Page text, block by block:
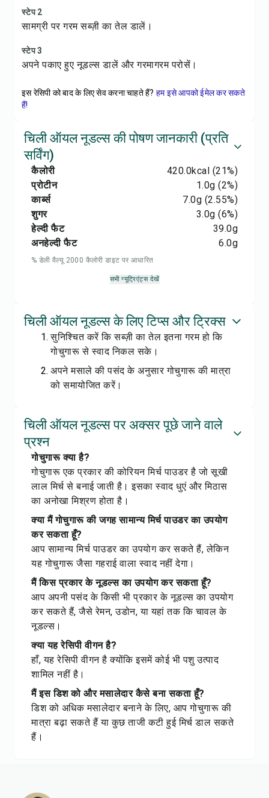
स्टेप 2
सामग्री पर गरम सब्ज़ी का तेल डालें।
स्टेप 3
अपने पकाए हुए नूडल्स डालें और गरमागरम परोसें।
इस रेसिपी को बाद के लिए सेव करना चाहते हैं? हम इसे आपको ईमेल कर सकते
हैं!
चिली ऑयल नूडल्स की पोषण जानकारी (प्रति
सर्विंग)
कैलोरी 420.0kcal (21%)
प्रोटीन
1.0g (2%)
कार्ब्स
7.0g (2.55%)
शुगर
3.0g (6%)
हेल्दी फैट
39.0g
अनहेल्दी फैट
6.0g
% डेली वैल्यू 2000 कैलोरी डाइट पर आधारित
सभी न्यूट्रिएंट्स देखें
चिली ऑयल नूडल्स के लिए टिप्स और ट्रिक्स
सुनिश्चित करें कि सब्ज़ी का तेल इतना गरम हो कि
गोचुगारू से स्वाद निकल सके।
अपने मसाले की पसंद के अनुसार गोचुगारू की मात्रा
को समायोजित करें।
चिली ऑयल नूडल्स पर अक्सर पूछे जाने वाले
प्रश्न
गोचुगारू क्या है?
गोचुगारू एक प्रकार की कोरियन मिर्च पाउडर है जो सूखी
लाल मिर्च से बनाई जाती है। इसका स्वाद धुएं और मिठास
का अनोखा मिश्रण होता है।
क्या मैं गोचुगारू की जगह सामान्य मिर्च पाउडर का उपयोग
कर सकता हूँ?
आप सामान्य मिर्च पाउडर का उपयोग कर सकते हैं, लेकिन
यह गोचुगारू जैसा गहराई वाला स्वाद नहीं देगा।
मैं किस प्रकार के नूडल्स का उपयोग कर सकता हूँ?
आप अपनी पसंद के किसी भी प्रकार के नूडल्स का उपयोग
कर सकते हैं, जैसे रेमन, उडोन, या यहां तक कि चावल के
नूडल्स।
क्या यह रेसिपी वीगन है?
हाँ, यह रेसिपी वीगन है क्योंकि इसमें कोई भी पशु उत्पाद
शामिल नहीं है।
मैं इस डिश को और मसालेदार कैसे बना सकता हूँ?
डिश को अधिक मसालेदार बनाने के लिए, आप गोचुगारू की
मात्रा बढ़ा सकते हैं या कुछ ताजी कटी हुई मिर्च डाल सकते
हैं।